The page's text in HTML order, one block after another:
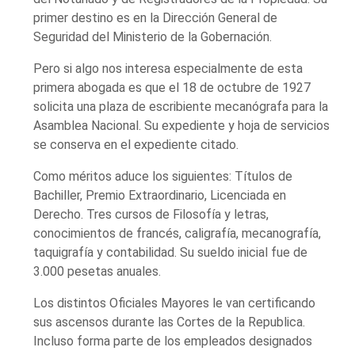
primer destino es en la Dirección General de
Seguridad del Ministerio de la Gobernación.
Pero si algo nos interesa especialmente de esta
primera abogada es que el 18 de octubre de 1927
solicita una plaza de escribiente mecanógrafa para la
Asamblea Nacional. Su expediente y hoja de servicios
se conserva en el expediente citado.
Como méritos aduce los siguientes: Títulos de
Bachiller, Premio Extraordinario, Licenciada en
Derecho. Tres cursos de Filosofía y letras,
conocimientos de francés, caligrafía, mecanografía,
taquigrafía y contabilidad. Su sueldo inicial fue de
3.000 pesetas anuales.
Los distintos Oficiales Mayores le van certificando
sus ascensos durante las Cortes de la Republica.
Incluso forma parte de los empleados designados